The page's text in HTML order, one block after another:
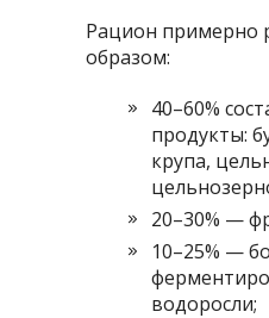
Рацион примерно
образом:
40–60%
продукты:
крупа,
20–30% —
10–25% —
водоросли;